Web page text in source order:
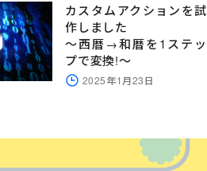
カスタムアクションを試
作しました
～西暦→和暦を1ステッ
プで変換!～
2025年1月23日